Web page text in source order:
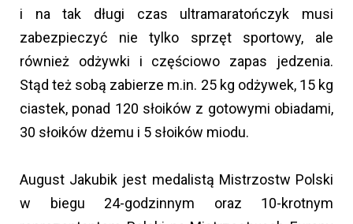
i na tak długi czas ultramaratończyk musi
zabezpieczyć nie tylko sprzęt sportowy, ale
również odżywki i częściowo zapas jedzenia.
Stąd też sobą zabierze m.in. 25 kg odżywek, 15 kg
ciastek, ponad 120 słoików z gotowymi obiadami,
30 słoików dżemu i 5 słoików miodu.
August Jakubik jest medalistą Mistrzostw Polski
w biegu 24-godzinnym oraz 10-krotnym